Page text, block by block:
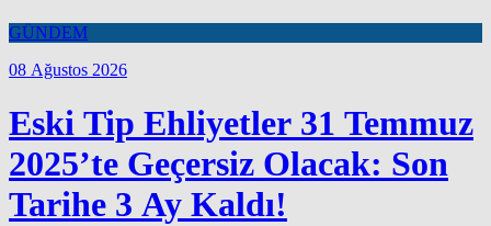
GÜNDEM
08 Ağustos 2026
Eski Tip Ehliyetler 31 Temmuz
2025’te Geçersiz Olacak: Son
Tarihe 3 Ay Kaldı!